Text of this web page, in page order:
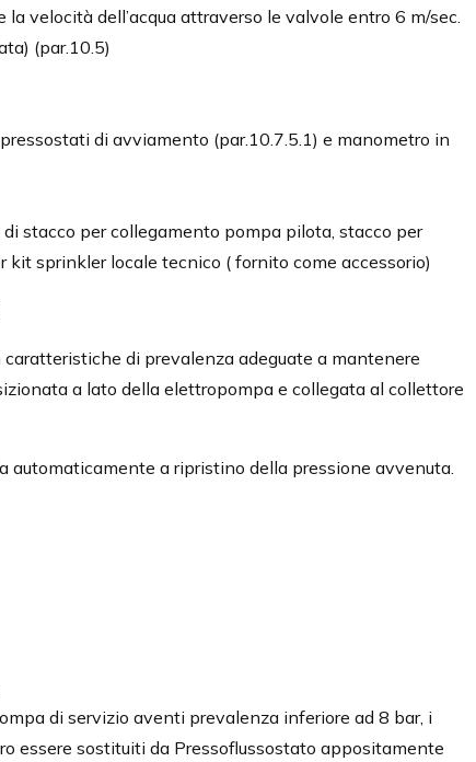
velocità dell’acqua attraverso le valvole entro 6 m/sec.
(par.10.5)
di avviamento (par.10.7.5.1) e manometro in
stacco per collegamento pompa pilota, stacco per
sprinkler locale tecnico ( fornito come accessorio)
di prevalenza adeguate a mantenere
a lato della elettropompa e collegata al collettore
automaticamente a ripristino della pressione avvenuta.
di servizio aventi prevalenza inferiore ad 8 bar, i
essere sostituiti da Pressoflussostato appositamente